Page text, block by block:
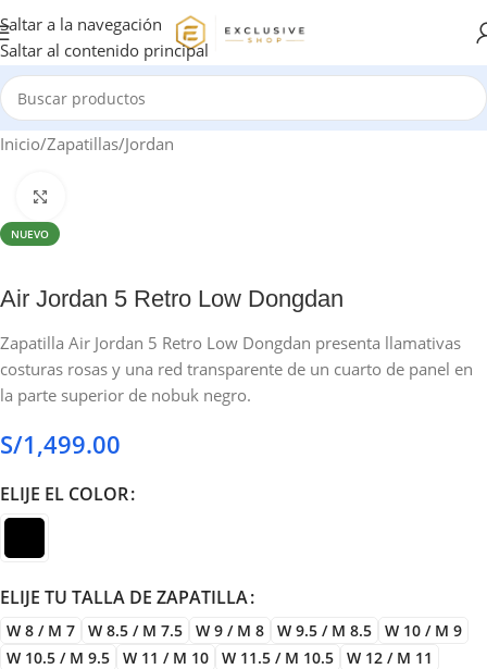
Saltar a la navegación
Saltar al contenido principal
Inicio/Zapatillas/Jordan
NUEVO
Air Jordan 5 Retro Low Dongdan
Zapatilla Air Jordan 5 Retro Low Dongdan presenta llamativas
costuras rosas y una red transparente de un cuarto de panel en
la parte superior de nobuk negro.
S/1,499.00
ELIJE EL COLOR
ELIJE TU TALLA DE ZAPATILLA
W 8 / M 7 W 8.5 / M 7.5 W 9 / M 8 W 9.5 / M 8.5
W 10 / M 9
W 10.5 / M 9.5
W 11 / M 10 W 11.5 / M 10.5
W 12 / M 11